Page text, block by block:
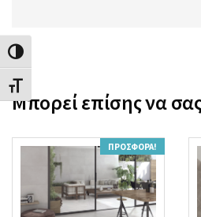
Εναλλαγή Υψηλής Αντίθεσης
Εναλλαγή Μεγέθους Γραμμάτων
Μπορεί επίσης να
ΠΡΟΣΦΟΡΆ!